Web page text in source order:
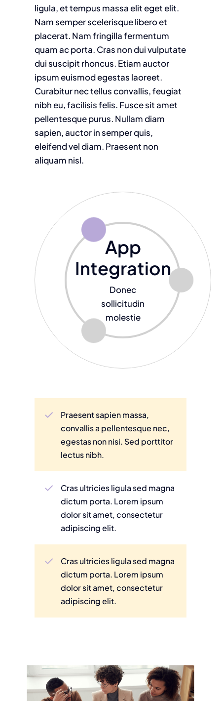
ligula, et tempus massa elit eget elit.
Nam semper scelerisque libero et
placerat. Nam fringilla fermentum
quam ac porta. Cras non dui vulputate
dui suscipit rhoncus. Etiam auctor
ipsum euismod egestas laoreet.
Curabitur nec tellus convallis, feugiat
nibh eu, facilisis felis. Fusce sit amet
pellentesque purus. Nullam diam
sapien, auctor in semper quis,
eleifend vel diam. Praesent non
aliquam nisl.
App
Integration
Donec
sollicitudin
molestie
Praesent sapien massa,
convallis a pellentesque nec,
egestas non nisi. Sed porttitor
lectus nibh.
Cras ultricies ligula sed magna
dictum porta. Lorem ipsum
dolor sit amet, consectetur
adipiscing elit.
Cras ultricies ligula sed magna
dictum porta. Lorem ipsum
dolor sit amet, consectetur
adipiscing elit.